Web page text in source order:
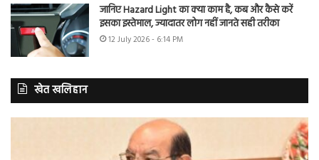
जानिए Hazard Light का क्या काम है, कब और कैसे करें
इसका इस्तेमाल, ज्यादातर लोग नहीं जानते सही तरीका
12 July 2026 - 6:14 PM
खेत खलिहान